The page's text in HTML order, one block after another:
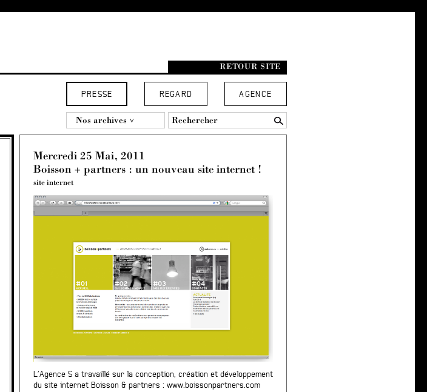
RETOUR SITE
AGENCE
PRESSE REGARD
Nos archives
Mercredi 25 Mai, 2011
Boisson + partners : un nouveau site internet !
site internet
L’Agence S a travaillé sur la conception, création et développement
du site internet Boisson & partners : www.boissonpartners.com